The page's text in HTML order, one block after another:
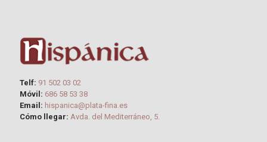
Telf: 91 502 03 02
Móvil: 686 58 53 38
Email: hispanica@plata-fina.es
Cómo llegar: Avda. del Mediterráneo, 5.